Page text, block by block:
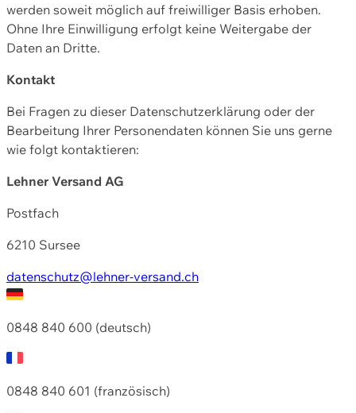
werden soweit möglich auf freiwilliger Basis erhoben.
Ohne Ihre Einwilligung erfolgt keine Weitergabe der
Daten an Dritte.
Kontakt
Bei Fragen zu dieser Datenschutzerklärung oder der
Bearbeitung Ihrer Personendaten können Sie uns gerne
wie folgt kontaktieren:
Lehner Versand AG
Postfach
6210 Sursee
datenschutz@lehner-versand.ch
0848 840 600 (deutsch)
0848 840 601 (französisch)